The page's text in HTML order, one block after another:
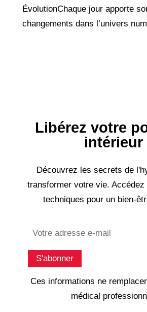
ÉvolutionChaque jour apporte
changements dans l’univers
Libérez votre
intérieur
Découvrez les secrets de
transformer votre vie.
techniques pour un bien-
S'abonner
Ces informations ne
médical